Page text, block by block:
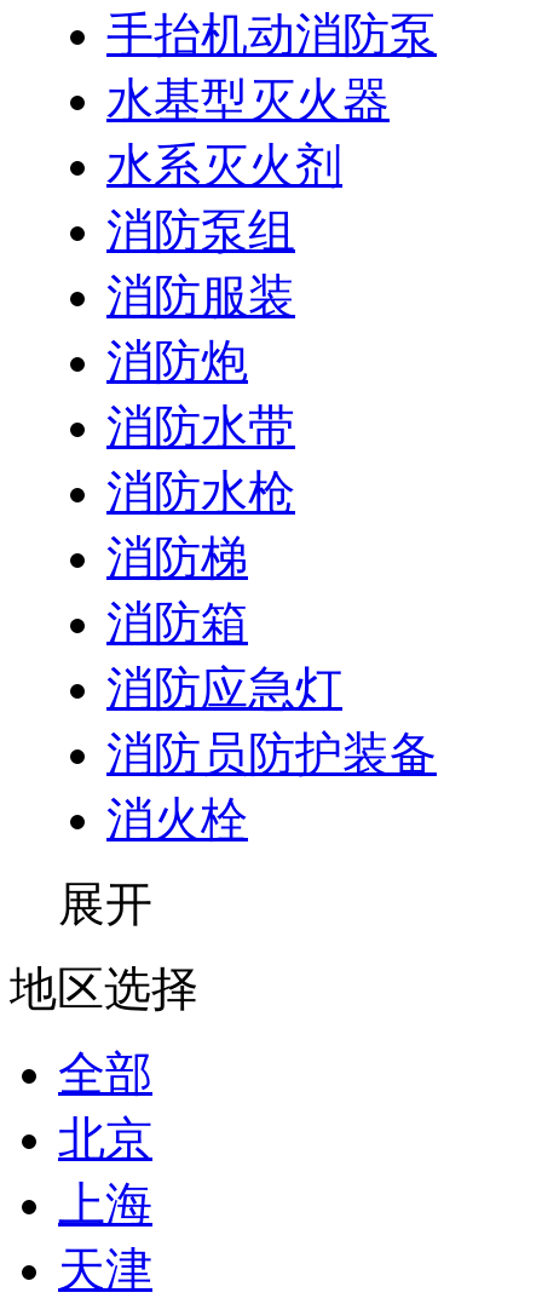
手抬机动消防泵
水基型灭火器
水系灭火剂
消防泵组
消防服装
消防炮
消防水带
消防水枪
消防梯
消防箱
消防应急灯
消防员防护装备
消火栓
展开
地区选择
全部
北京
上海
天津